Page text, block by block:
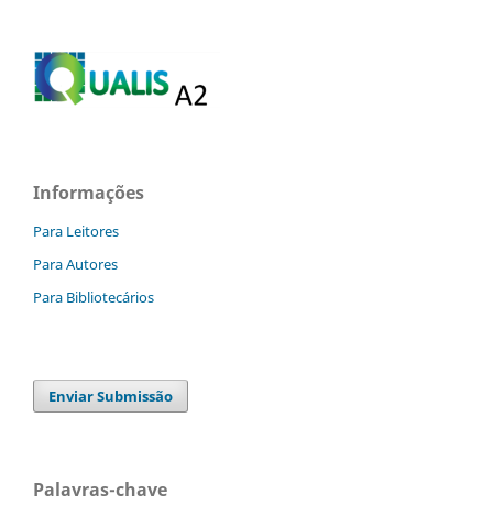
Informações
Para Leitores
Para Autores
Para Bibliotecários
Enviar Submissão
Palavras-chave